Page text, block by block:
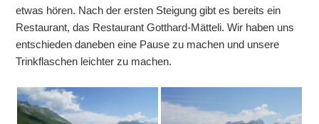
etwas hören. Nach der ersten Steigung gibt es bereits ein
Restaurant, das Restaurant Gotthard-Mätteli. Wir haben uns
entschieden daneben eine Pause zu machen und unsere
Trinkflaschen leichter zu machen.